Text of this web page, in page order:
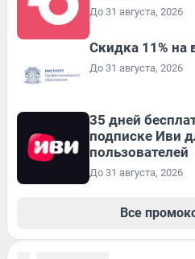
До 31 августа, 2026
Скидка 11% на
До 31 августа, 2026
35 дней
подписке Иви
пользователей
До 31 августа, 2026
Все